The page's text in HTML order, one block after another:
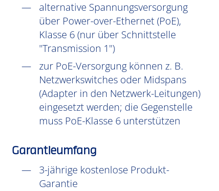
alternative Spannungsversorgung
über Power-over-Ethernet (PoE),
Klasse 6 (nur über Schnittstelle
"Transmission 1")
zur PoE-Versorgung können z. B.
Netzwerkswitches oder Midspans
(Adapter in den Netzwerk-Leitungen)
eingesetzt werden; die Gegenstelle
muss PoE-Klasse 6 unterstützen
Garantieumfang
3-jährige kostenlose Produkt-
Garantie